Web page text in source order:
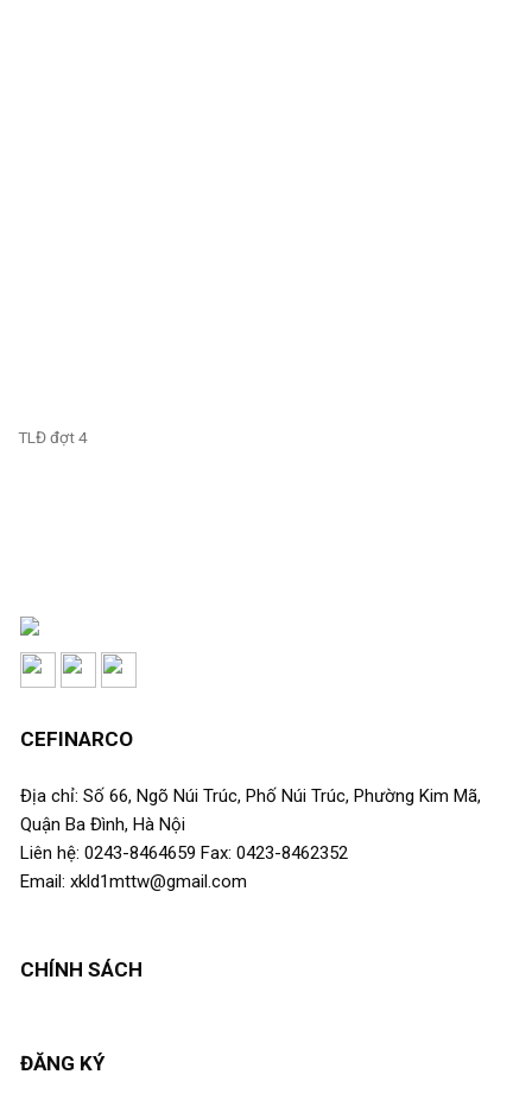
TLĐ đợt 4
CEFINARCO
Địa chỉ: Số 66, Ngõ Núi Trúc, Phố Núi Trúc, Phường Kim Mã,
Quận Ba Đình, Hà Nội
Liên hệ: 0243-8464659 Fax: 0423-8462352
Email: xkld1mttw@gmail.com
CHÍNH SÁCH
ĐĂNG KÝ